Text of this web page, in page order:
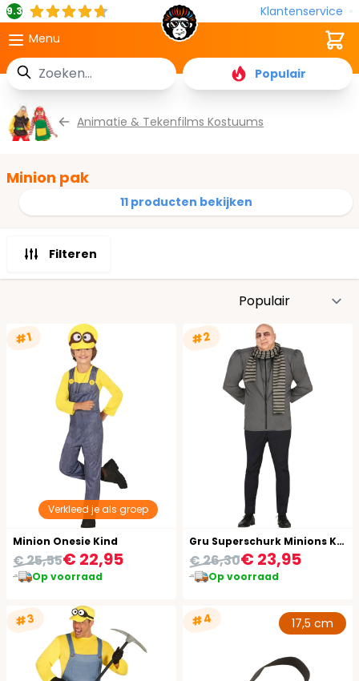
9.3
Klantenservice
Menu
Zoek
Populair
Cart
Animatie & Tekenfilms Kostuums
Minion pak
11 producten bekijken
Filteren
#1
Verkleed je als groep
Minion Onesie Kind
€ 22,95
€ 25,55
Op voorraad
#2
Gru Superschurk Minions Kostuum Man
€ 23,95
€ 26,30
Op voorraad
#3 #4 17,5 cm